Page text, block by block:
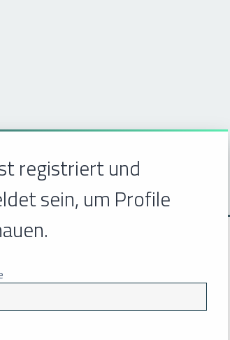
registriert und
sein, um Profile